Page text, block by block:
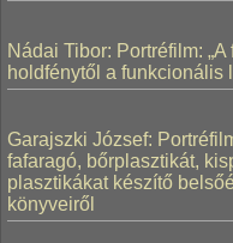
Nádai Tibor: Portréfilm: „A
holdfénytől a funkcionális
Garajszki József:
fafaragó, bőrplasztikát,
plasztikákat készítő
könyveiről